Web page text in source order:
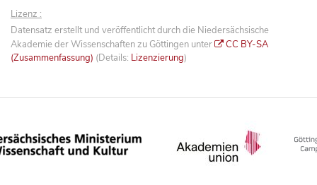
Lizenz :
Datensatz erstellt und veröffentlicht durch die Niedersächsische
Akademie der Wissenschaften zu Göttingen unter
CC BY-SA
(Zusammenfassung) (Details: Lizenzierung)